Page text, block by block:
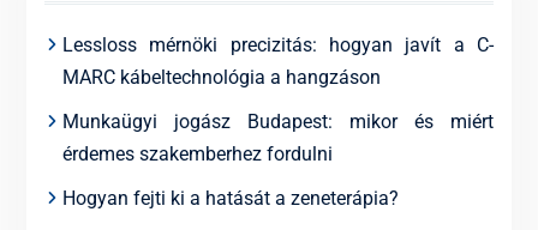
Lessloss mérnöki precizitás: hogyan javít a C-
MARC kábeltechnológia a hangzáson
Munkaügyi jogász Budapest: mikor és miért
érdemes szakemberhez fordulni
Hogyan fejti ki a hatását a zeneterápia?